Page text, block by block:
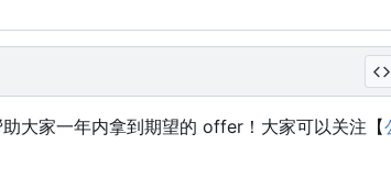
大家一年内拿到期望的 offer ！ 大家可以关注【